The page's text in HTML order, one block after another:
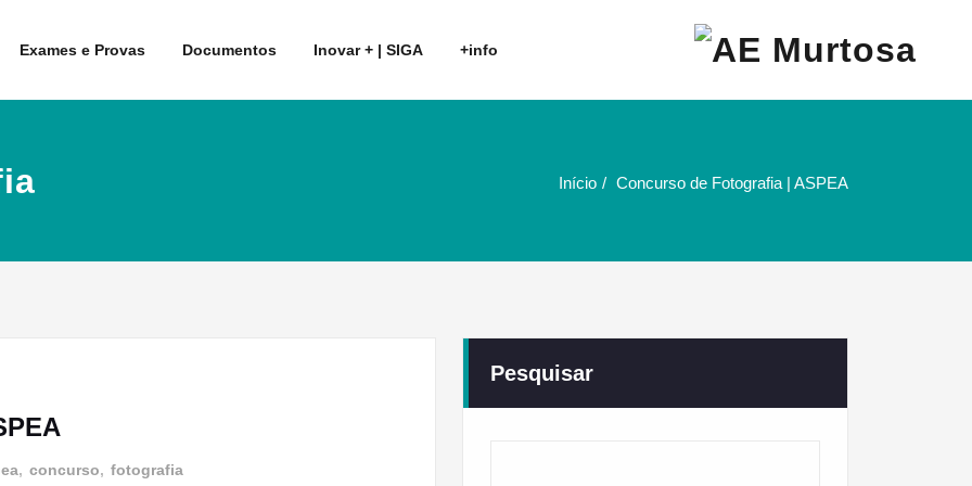
AE Murtosa
Agrupamento de Escolas da
Murtosa
Exames e Provas Documentos Inovar + | SIGA +info
Início Concurso de Fotografia | ASPEA
, concurso, fotografia
Pesquisar